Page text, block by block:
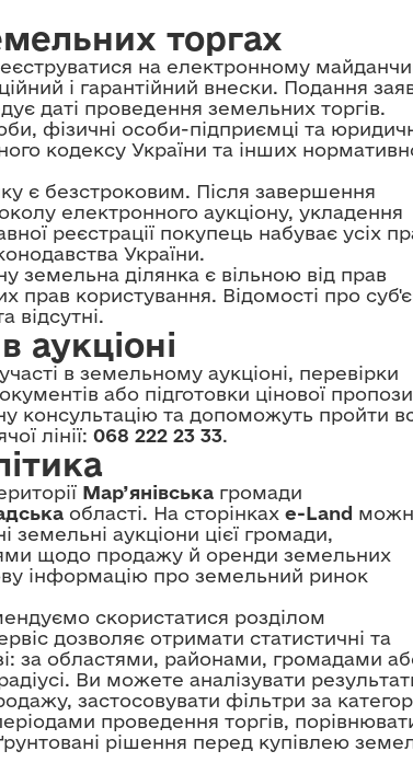
торгах
на електронному
і гарантійний внески. Подання
даті проведення земельних торгів.
фізичні особи-підприємці та
кодексу України та інших
є безстроковим. Після завершення
електронного аукціону, укладення
реєстрації покупець набуває усіх
України.
земельна ділянка є вільною від прав
прав користування. Відомості про
відсутні.
аукціоні
в земельному аукціоні, перевірки
або підготовки цінової
консультацію та допоможуть пройти
лінії: 068 222 23 33.
Мар’янівська громади
області. На сторінках e-Land
земельні аукціони цієї громади,
щодо продажу й оренди земельних
інформацію про земельний ринок
скористатися розділом
дозволяє отримати статистичні та
за областями, районами, громадами
Ви можете аналізувати
застосовувати фільтри за
проведення торгів,
рішення перед купівлею